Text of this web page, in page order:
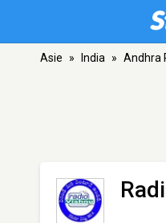
Asie » India » Andhra